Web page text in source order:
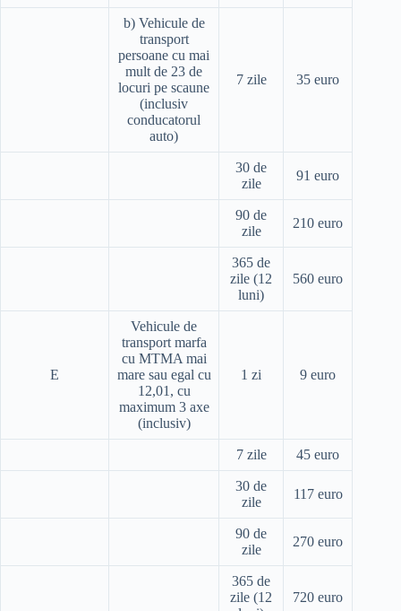
b) Vehicule de
transport
persoane cu mai
mult de 23 de
locuri pe scaune
(inclusiv
conducatorul
auto)
7 zile 35 euro
30 de
zile
91 euro
90 de
zile
210 euro
365 de
zile (12
luni)
560 euro
E
Vehicule de
transport marfa
cu MTMA mai
mare sau egal cu
12,01, cu
maximum 3 axe
(inclusiv)
1 zi 9 euro
7 zile 45 euro
30 de
zile
117 euro
90 de
zile
270 euro
365 de
zile (12
720 euro